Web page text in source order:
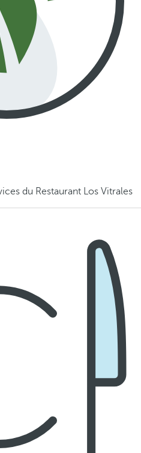
du Restaurant Los Vitrales